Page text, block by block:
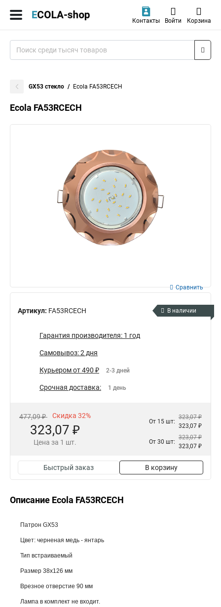
Контакты Войти Корзина
GX53 стекло Ecola FA53RCECH
Ecola FA53RCECH
Артикул: FA53RCECH
Сравнить
В наличии
Гарантия производителя: 1 год
Самовывоз: 2 дня
Курьером от 490 ₽ 2-3 дней
Срочная доставка: 1 день
477,09 ₽ Скидка 32%
323,07 ₽
Цена за 1 шт.
От 15 шт:
323,07 ₽
323,07 ₽
От 30 шт:
323,07 ₽
323,07 ₽
Быстрый заказ В корзину
Описание Ecola FA53RCECH
Патрон GX53
Цвет: черненая медь - янтарь
Тип встраиваемый
Размер 38x126 мм
Врезное отверстие 90 мм
Лампа в комплект не входит.